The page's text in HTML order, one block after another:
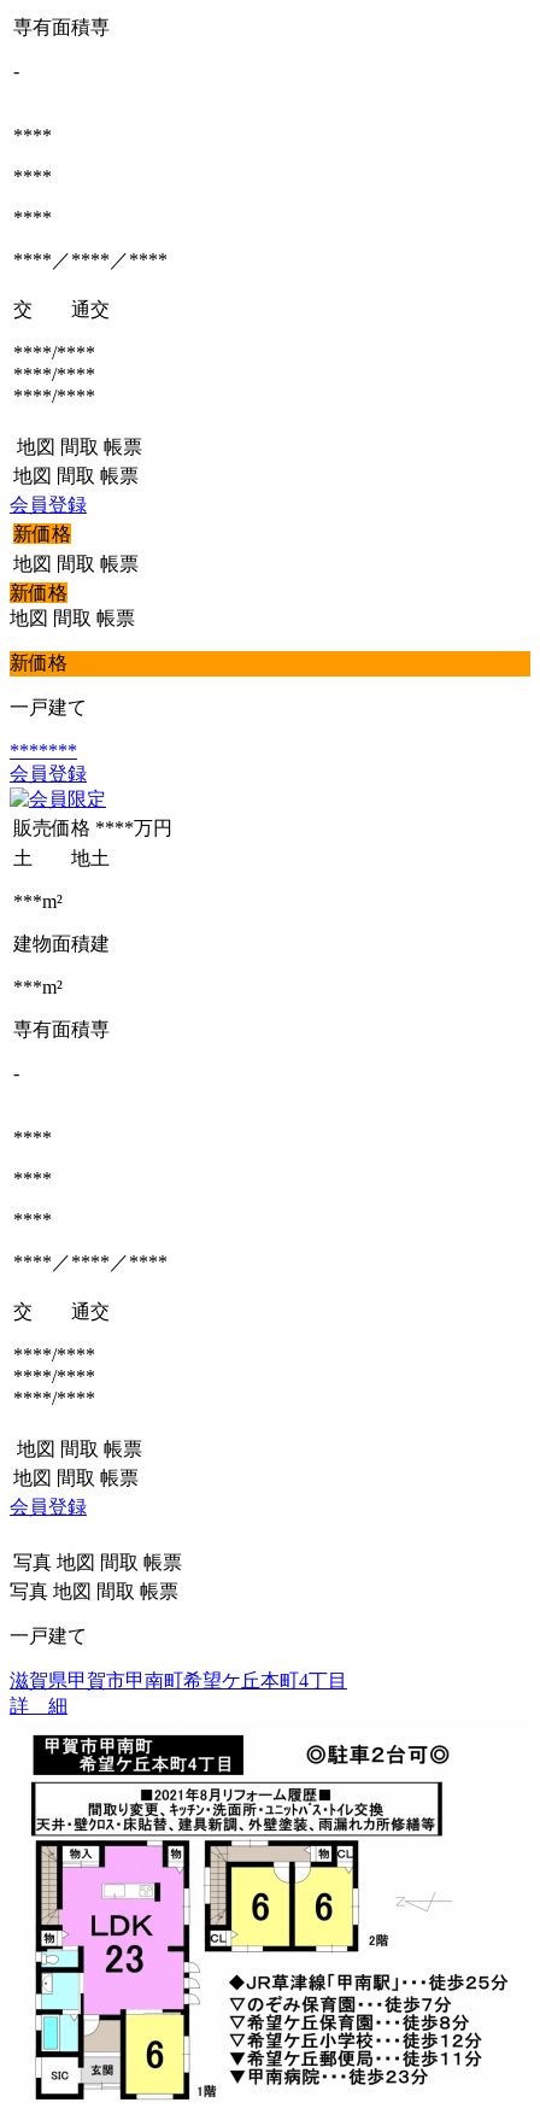
専有面積専
-
****
****
****
****／****／****
交 通交
****/****
****/****
****/****
地図 間取 帳票
地図 間取 帳票
会員登録
新価格
地図 間取 帳票
新価格
地図 間取 帳票
新価格
一戸建て
*******
会員登録
販売価格 ****万円
土 地土
***m²
建物面積建
***m²
専有面積専
-
****
****
****
****／****／****
交 通交
****/****
****/****
****/****
地図 間取 帳票
地図 間取 帳票
会員登録
写真 地図 間取 帳票
写真 地図 間取 帳票
一戸建て
滋賀県甲賀市甲南町希望ケ丘本町4丁目
詳 細